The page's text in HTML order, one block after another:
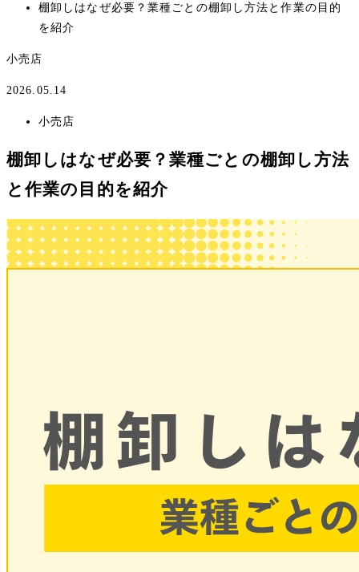
棚卸しはなぜ必要？業種ごとの棚卸し方法と作業の目的
を紹介
小売店
2026.05.14
小売店
棚卸しはなぜ必要？業種ごとの棚卸し方法
と作業の目的を紹介